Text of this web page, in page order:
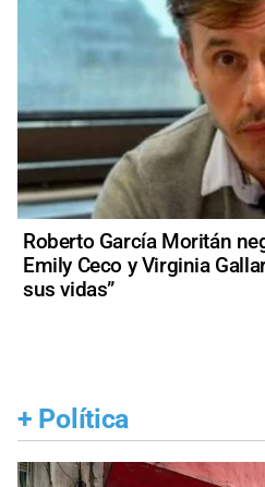
Roberto García Moritán
Emily Ceco y Virginia
sus vidas”
+ Política